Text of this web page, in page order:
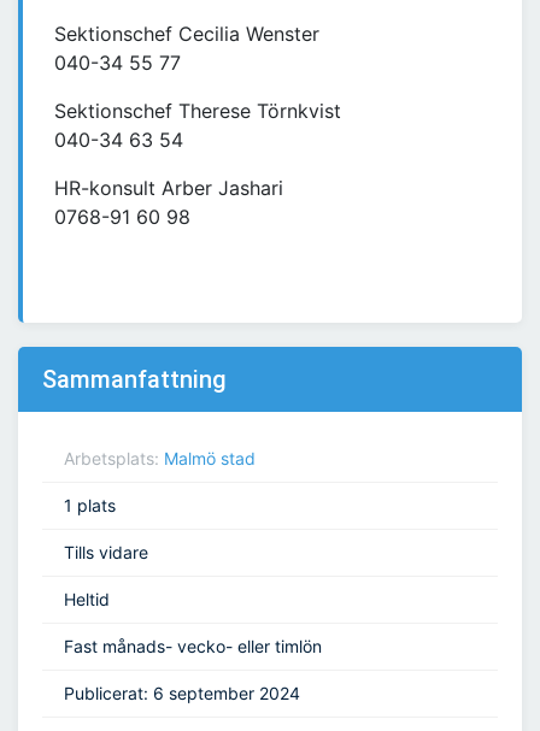
Sektionschef Cecilia Wenster
040-34 55 77
Sektionschef Therese Törnkvist
040-34 63 54
HR-konsult Arber Jashari
0768-91 60 98
Sammanfattning
Arbetsplats: Malmö stad
1 plats
Tills vidare
Heltid
Fast månads- vecko- eller timlön
Publicerat: 6 september 2024